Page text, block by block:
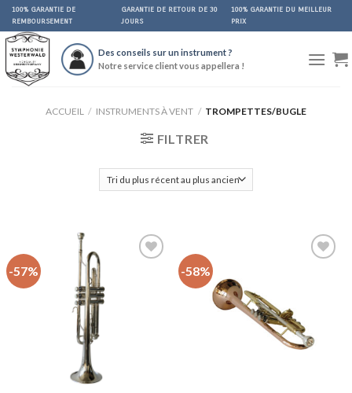
Skip
to
content
100% GARANTIE DE
REMBOURSEMENT
GARANTIE DE RETOUR DE 30
JOURS
100% GARANTIE DU MEILLEUR
PRIX
Des conseils sur un instrument ?
Notre service client vous appellera !
ACCUEIL / INSTRUMENTS À VENT / TROMPETTES/BUGLE
FILTRER
-57% -58%
Wunschliste